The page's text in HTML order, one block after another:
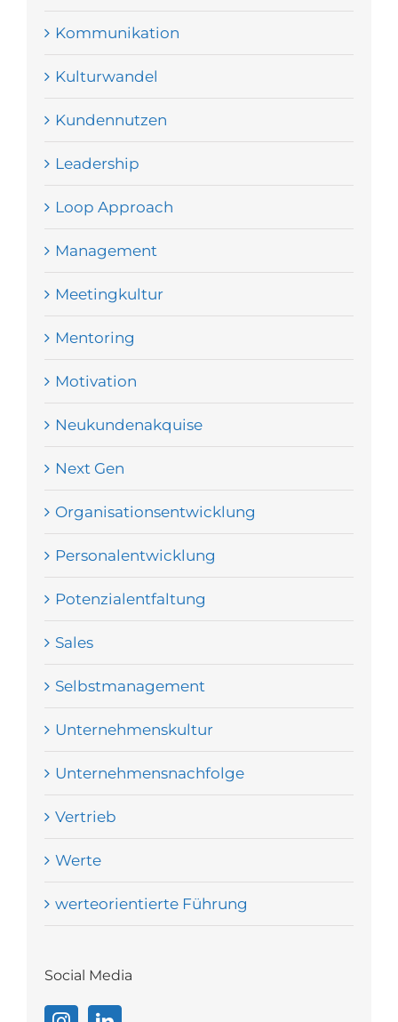
Kommunikation
Kulturwandel
Kundennutzen
Leadership
Loop Approach
Management
Meetingkultur
Mentoring
Motivation
Neukundenakquise
Next Gen
Organisationsentwicklung
Personalentwicklung
Potenzialentfaltung
Sales
Selbstmanagement
Unternehmenskultur
Unternehmensnachfolge
Vertrieb
Werte
werteorientierte Führung
Social Media